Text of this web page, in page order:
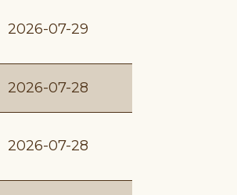
2026-07-29
2026-07-28
2026-07-28